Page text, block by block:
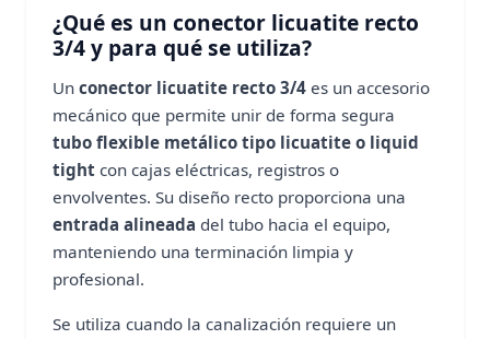
¿Qué es un conector licuatite recto
3/4 y para qué se utiliza?
Un conector licuatite recto 3/4 es un accesorio
mecánico que permite unir de forma segura
tubo flexible metálico tipo licuatite o liquid
tight con cajas eléctricas, registros o
envolventes. Su diseño recto proporciona una
entrada alineada del tubo hacia el equipo,
manteniendo una terminación limpia y
profesional.
Se utiliza cuando la canalización requiere un